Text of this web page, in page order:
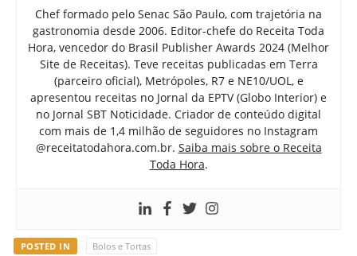
Chef formado pelo Senac São Paulo, com trajetória na
gastronomia desde 2006. Editor-chefe do Receita Toda
Hora, vencedor do Brasil Publisher Awards 2024 (Melhor
Site de Receitas). Teve receitas publicadas em Terra
(parceiro oficial), Metrópoles, R7 e NE10/UOL, e
apresentou receitas no Jornal da EPTV (Globo Interior) e
no Jornal SBT Noticidade. Criador de conteúdo digital
com mais de 1,4 milhão de seguidores no Instagram
@receitatodahora.com.br. Saiba mais sobre o Receita
Toda Hora.
POSTED IN Bolos e Tortas